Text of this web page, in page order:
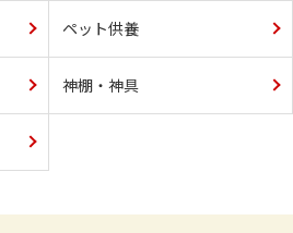
ペット供養
神棚・神具